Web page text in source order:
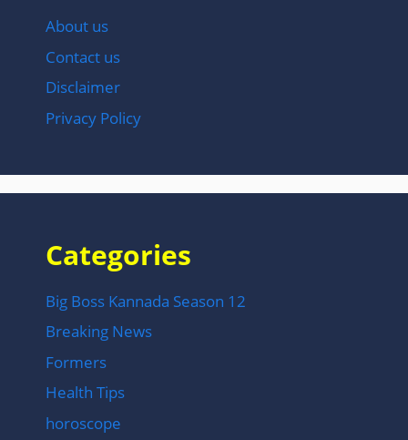
About us
Contact us
Disclaimer
Privacy Policy
Categories
Big Boss Kannada Season 12
Breaking News
Formers
Health Tips
horoscope